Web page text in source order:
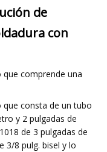
de
con
comprende una
consta de un tubo
y 2 pulgadas de
de 3 pulgadas de
3/8 pulg. bisel y lo